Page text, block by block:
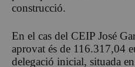
construcció.
En el cas del CEIP José
aprovat és de 116.317,04
delegació inicial, situada